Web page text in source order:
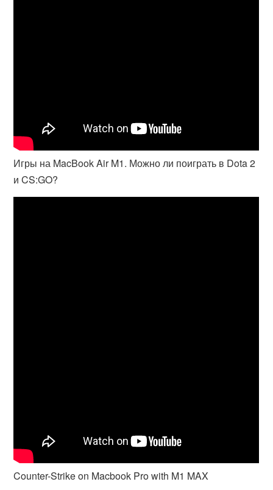
Игры на MacBook Air M1. Можно ли поиграть в Dota 2
и CS:GO?
Counter-Strike on Macbook Pro with M1 MAX